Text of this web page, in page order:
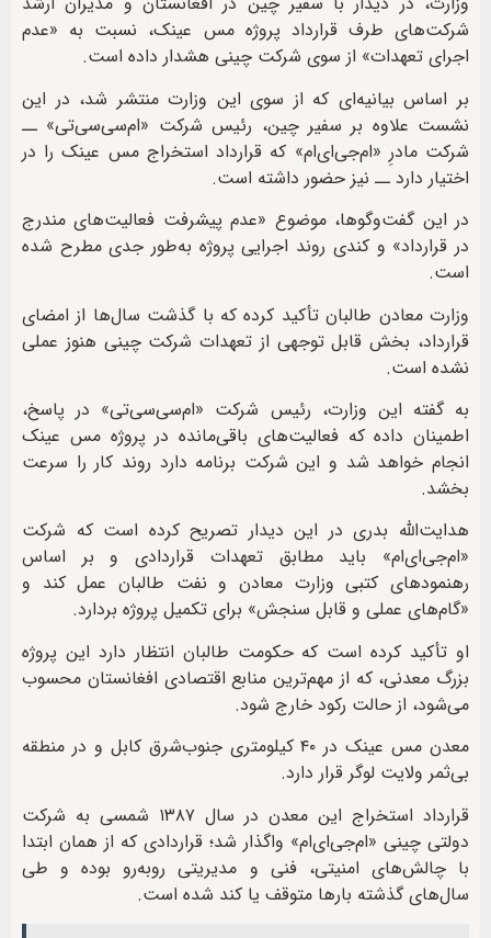
شرکت‌های طرف قرارداد پروژه مس عینک، نسبت به «عدم
اجرای تعهدات» از سوی شرکت چینی هشدار داده است.
بر اساس بیانیه‌ای که از سوی این وزارت منتشر شد، در این
نشست علاوه بر سفیر چین، رئیس شرکت «ام‌سی‌سی‌تی» ــ
شرکت مادرِ «ام‌جی‌ای‌ام» که قرارداد استخراج مس عینک را در
اختیار دارد ــ نیز حضور داشته است.
در این گفت‌وگوها، موضوع «عدم پیشرفت فعالیت‌های مندرج
در قرارداد» و کندی روند اجرایی پروژه به‌طور جدی مطرح شده
است.
وزارت معادن طالبان تأکید کرده که با گذشت سال‌ها از امضای
قرارداد، بخش قابل توجهی از تعهدات شرکت چینی هنوز عملی
نشده است.
به گفته این وزارت، رئیس شرکت «ام‌سی‌سی‌تی» در پاسخ،
اطمینان داده که فعالیت‌های باقی‌مانده در پروژه مس عینک
انجام خواهد شد و این شرکت برنامه دارد روند کار را سرعت
بخشد.
هدایت‌الله بدری در این دیدار تصریح کرده است که شرکت
«ام‌جی‌ای‌ام» باید مطابق تعهدات قراردادی و بر اساس
رهنمودهای کتبی وزارت معادن و نفت طالبان عمل کند و
«گام‌های عملی و قابل سنجش» برای تکمیل پروژه بردارد.
او تأکید کرده است که حکومت طالبان انتظار دارد این پروژه
بزرگ معدنی، که از مهم‌ترین منابع اقتصادی افغانستان محسوب
می‌شود، از حالت رکود خارج شود.
معدن مس عینک در ۴۰ کیلومتری جنوب‌شرق کابل و در منطقه
بی‌ثمر ولایت لوگر قرار دارد.
قرارداد استخراج این معدن در سال ۱۳۸۷ شمسی به شرکت
دولتی چینی «ام‌جی‌ای‌ام» واگذار شد؛ قراردادی که از همان ابتدا
با چالش‌های امنیتی، فنی و مدیریتی روبه‌رو بوده و طی
سال‌های گذشته بارها متوقف یا کند شده است.